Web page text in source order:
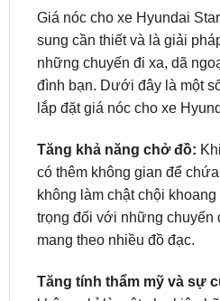
Giá nóc cho xe Hyundai
sung cần thiết và là giải
những chuyến đi xa, dã
đình bạn. Dưới đây là một
lắp đặt giá nóc cho xe
Tăng khả năng chở đồ:
có thêm không gian để
không làm chật chội
trọng đối với những chuyến
mang theo nhiều đồ đạc.
Tăng tính thẩm mỹ và sự